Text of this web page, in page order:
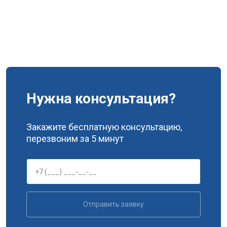
Нужна консультация?
Закажите бесплатную консультацию,
перезвоним за 5 минут
Отправить заявку